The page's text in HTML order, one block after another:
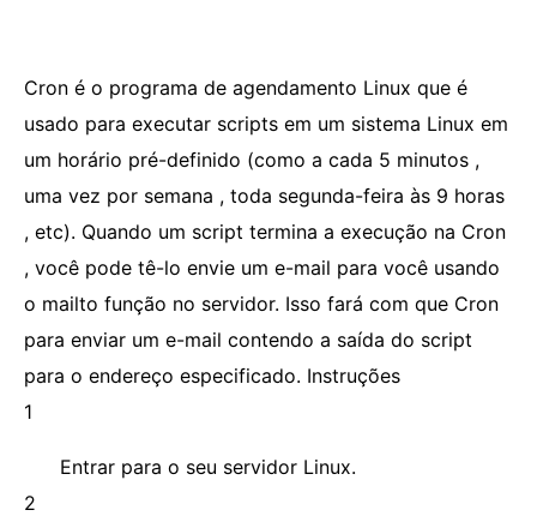
Cron é o programa de agendamento Linux que é
usado para executar scripts em um sistema Linux em
um horário pré-definido (como a cada 5 minutos ,
uma vez por semana , toda segunda-feira às 9 horas
, etc). Quando um script termina a execução na Cron
, você pode tê-lo envie um e-mail para você usando
o mailto função no servidor. Isso fará com que Cron
para enviar um e-mail contendo a saída do script
para o endereço especificado. Instruções
1
Entrar para o seu servidor Linux.
2